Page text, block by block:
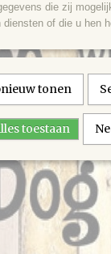
die zij
diensten of die u hen
tonen
toestaan